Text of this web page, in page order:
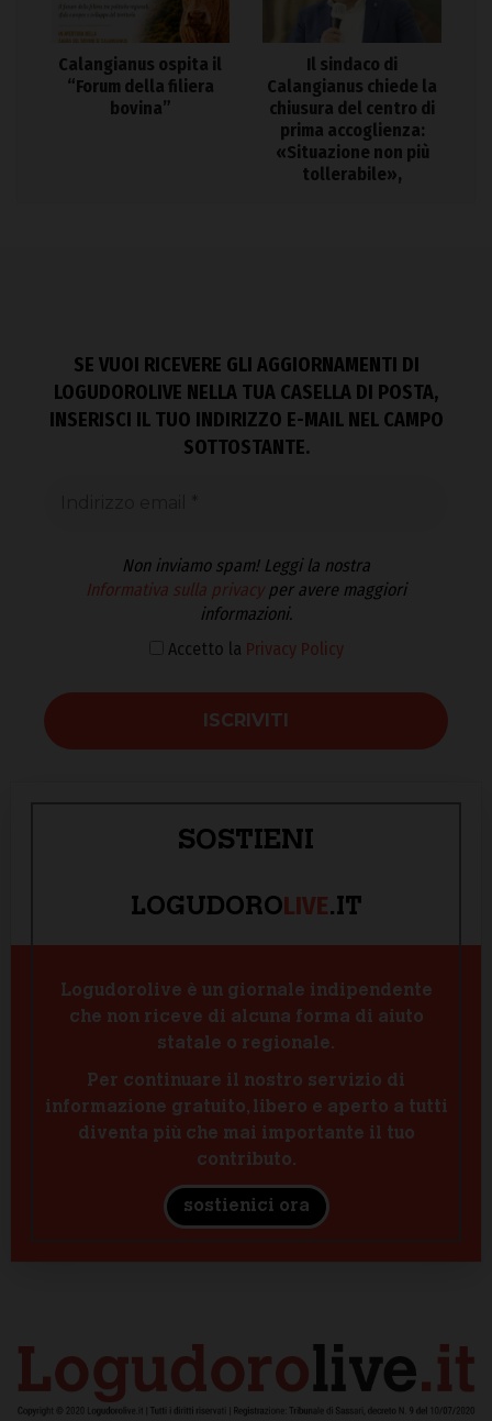
Calangianus ospita il
“Forum della filiera
bovina”
Il sindaco di
Calangianus chiede la
chiusura del centro di
prima accoglienza:
«Situazione non più
tollerabile»,
SE VUOI RICEVERE GLI AGGIORNAMENTI DI
LOGUDOROLIVE NELLA TUA CASELLA DI POSTA,
INSERISCI IL TUO INDIRIZZO E-MAIL NEL CAMPO
SOTTOSTANTE.
Non inviamo spam! Leggi la nostra
Informativa sulla privacyper avere maggiori
informazioni.
Accetto la Privacy Policy
SOSTIENI
LOGUDOROLIVE.IT
Logudorolive è un giornale indipendente
che non riceve di alcuna forma di aiuto
statale o regionale.
Per continuare il nostro servizio di
informazione gratuito, libero e aperto a tutti
diventa più che mai importante il tuo
contributo.
sostienici ora